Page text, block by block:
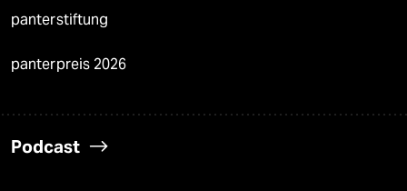
panterstiftung
panterpreis 2026
Podcast